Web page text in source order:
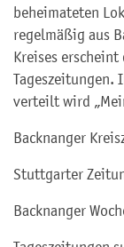
beheimateten
regelmäßig aus
Kreises
Tageszeitungen.
verteilt wird
Backnanger
Stuttgarter
Backnanger